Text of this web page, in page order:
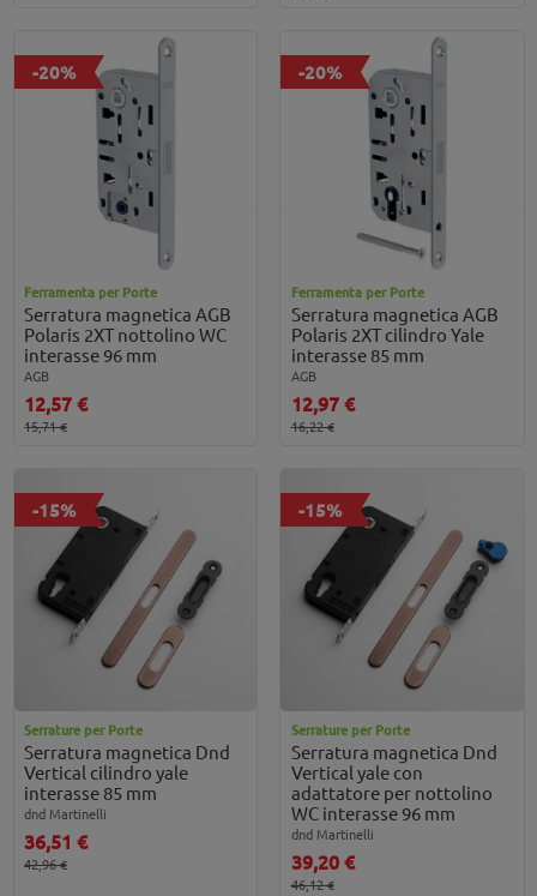
-20%
Ferramenta per Porte
Serratura magnetica AGB
Polaris 2XT nottolino WC
interasse 96 mm
AGB
12,57 €
15,71 €
-20%
Ferramenta per Porte
Serratura magnetica AGB
Polaris 2XT cilindro Yale
interasse 85 mm
AGB
12,97 €
16,22 €
-15%
Serrature per Porte
Serratura magnetica Dnd
Vertical cilindro yale
interasse 85 mm
dnd Martinelli
36,51 €
42,96 €
-15%
Serrature per Porte
Serratura magnetica Dnd
Vertical yale con
adattatore per nottolino
WC interasse 96 mm
dnd Martinelli
39,20 €
46,12 €